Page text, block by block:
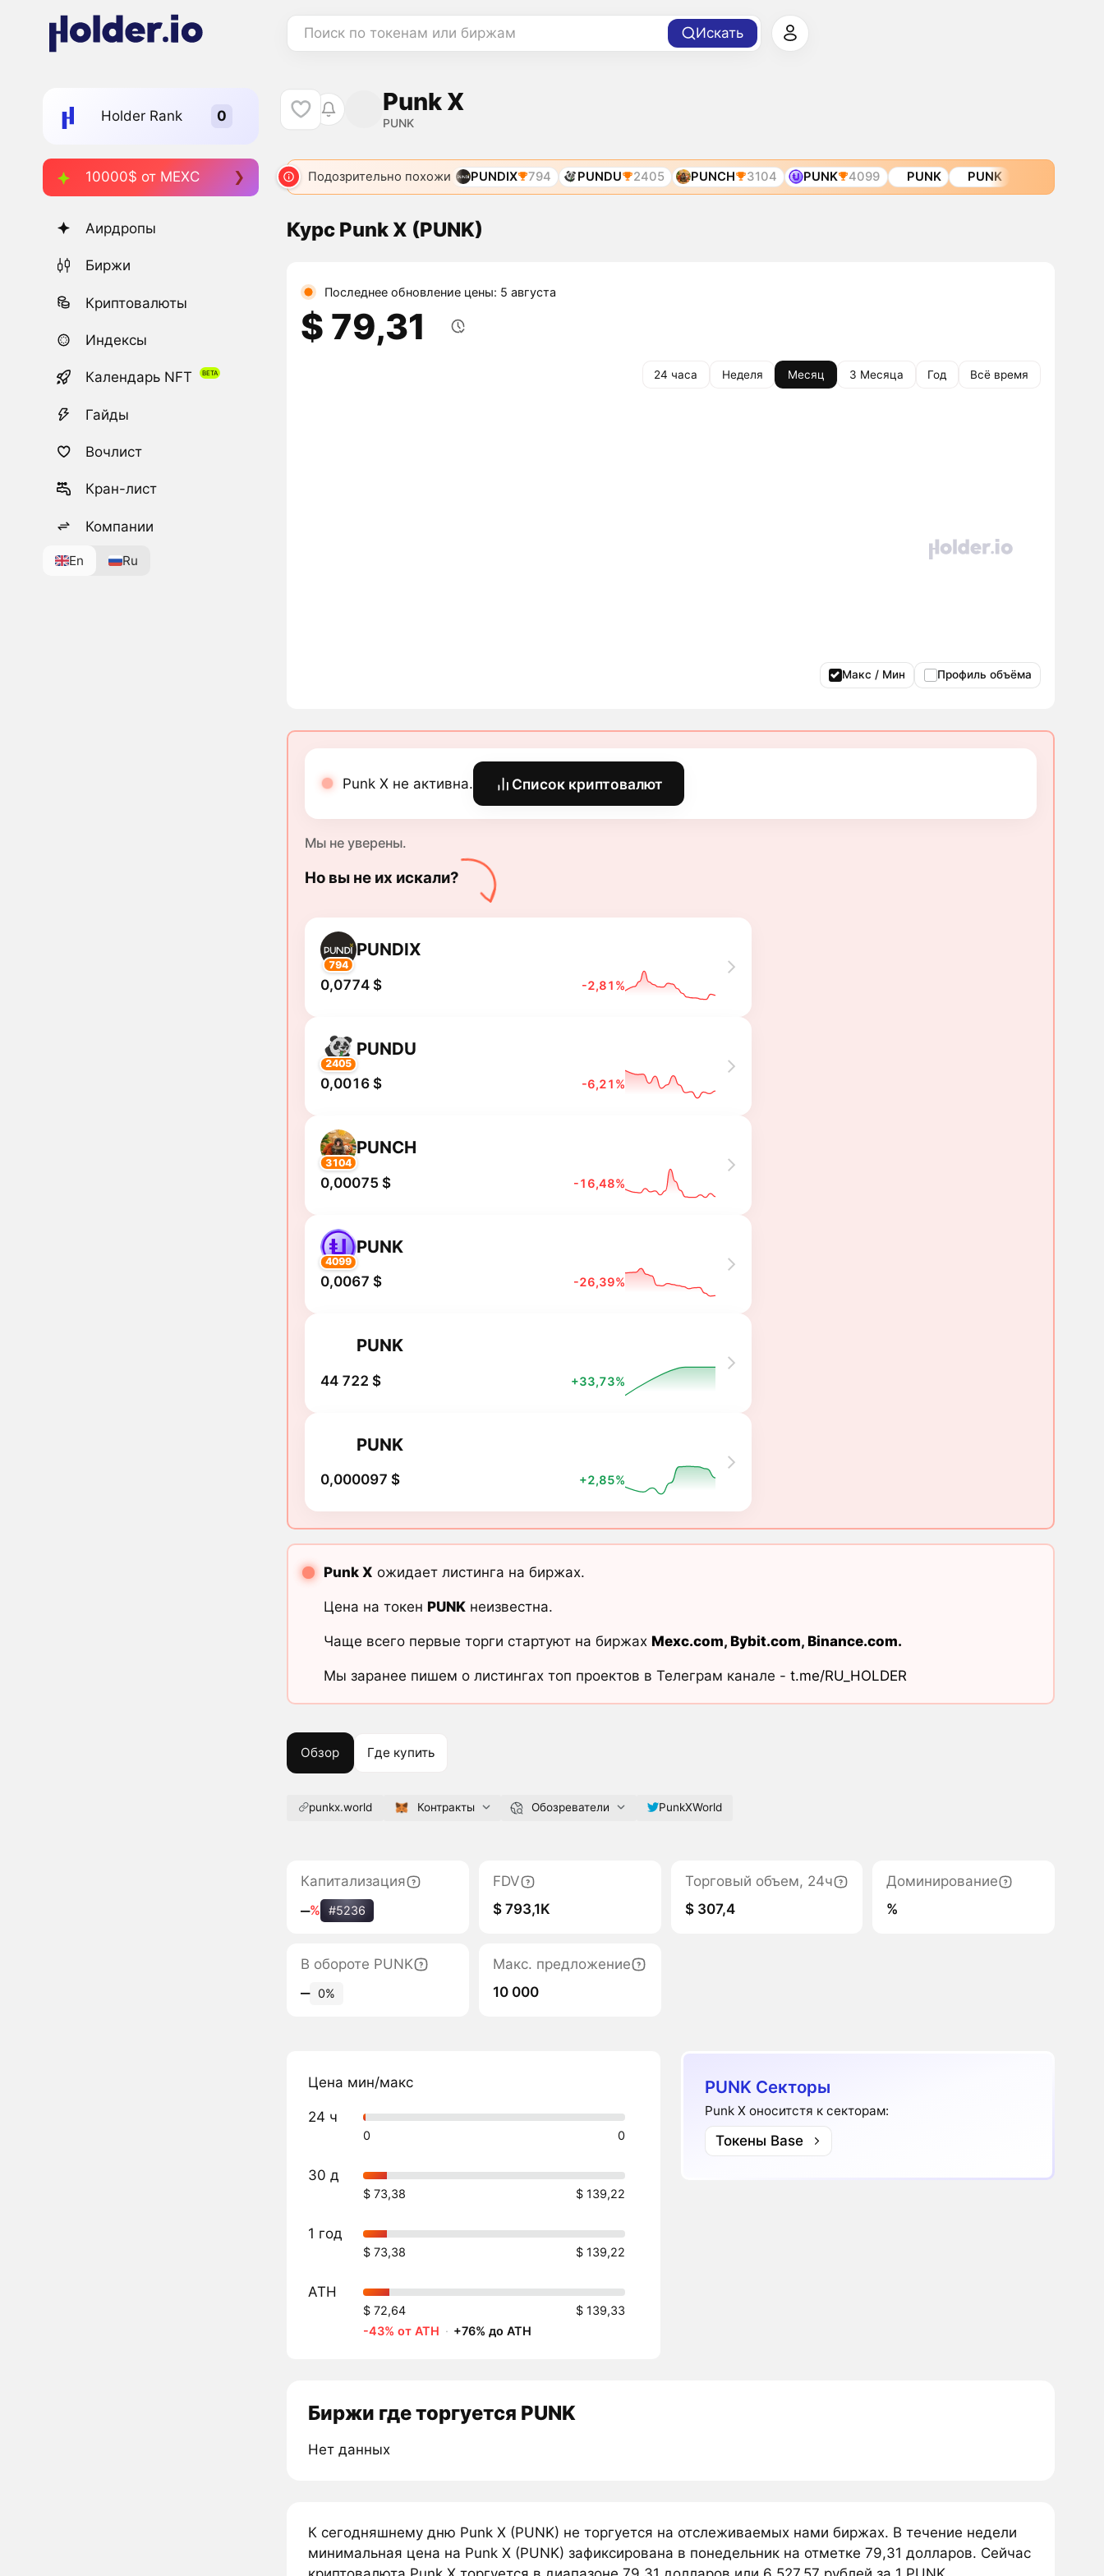
Поиск по токенам или биржам Искать
Holder Rank
10000$ от MEXC
Аирдропы
Биржи
Криптовалюты
Индексы
Календарь NFT
Гайды
Вочлист
Кран-лист
Компании
En Ru
Punk X
PUNK
Подозрительно похожи PUNDIX 794 PUNDU 2405 PUNCH 3104 PUNK 4099 PUNK PUNK
Курс Punk X (PUNK)
Последнее обновление цены: 5 августа
$ 79,31
24 часа Неделя Месяц 3 Месяца Год Всё время
Макс / Мин Профиль объёма
Punk X не активна. Список криптовалют
Мы не уверены.
Но вы не их искали?
794
PUNDIX
0,0774 $ -2,81%
2405
PUNDU
0,0016 $ -6,21%
3104
PUNCH
0,00075 $ -16,48%
4099
PUNK
0,0067 $ -26,39%
PUNK
44 722 $ +33,73%
PUNK
0,000097 $ +2,85%
Punk X ожидает листинга на биржах.
Цена на токен PUNKнеизвестна.
Чаще всего первые торги стартуют на биржах Mexc.com, Bybit.com, Binance.com.
Мы заранее пишем о листингах топ проектов в Телеграм канале - t.me/RU_HOLDER
Обзор Где купить
punkx.world Контракты Обозреватели PunkXWorld
Капитализация
‒% #5236
FDV
$ 793,1K
Торговый объем, 24ч
$ 307,4
Доминирование
%
В обороте PUNK
‒ 0%
Макс. предложение
10 000
Цена мин/макс
24 ч
0 0
30 д
$ 73,38 $ 139,22
1 год
$ 73,38 $ 139,22
ATH
$ 72,64
$ 139,33
-43% от ATH · +76% до ATH
PUNK Секторы
Punk X оноситстя к секторам:
Токены Base
Биржи где торгуется PUNK
Нет данных
К сегодняшнему дню Punk X (PUNK) не торгуется на отслеживаемых нами биржах. В течение недели
минимальная цена на Punk X (PUNK) зафиксирована в понедельник на отметке 79,31 долларов. Сейчас